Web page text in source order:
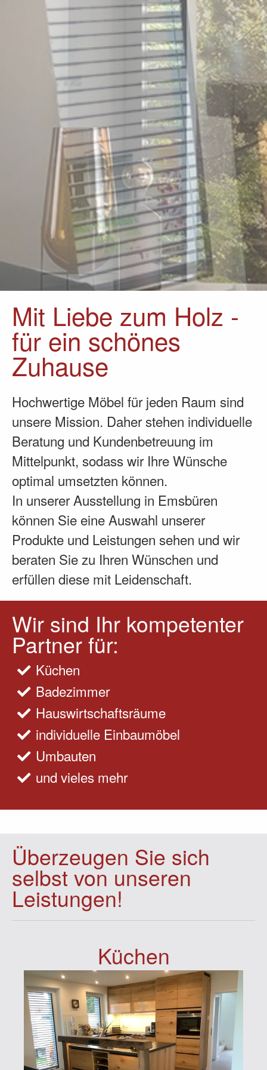
Mit Liebe zum Holz -
für ein schönes
Zuhause
Hochwertige Möbel für jeden Raum sind
unsere Mission. Daher stehen individuelle
Beratung und Kundenbetreuung im
Mittelpunkt, sodass wir Ihre Wünsche
optimal umsetzten können.
In unserer Ausstellung in Emsbüren
können Sie eine Auswahl unserer
Produkte und Leistungen sehen und wir
beraten Sie zu Ihren Wünschen und
erfüllen diese mit Leidenschaft.
Wir sind Ihr kompetenter
Partner für:
Küchen
Badezimmer
Hauswirtschaftsräume
individuelle Einbaumöbel
Umbauten
und vieles mehr
Überzeugen Sie sich
selbst von unseren
Leistungen!
Küchen